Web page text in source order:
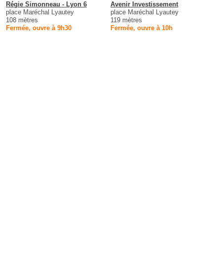
Régie Simonneau - Lyon 6
place Maréchal Lyautey
108 mètres
Fermée, ouvre à 9h30
Avenir Investissement
place Maréchal Lyautey
119 mètres
Fermée, ouvre à 10h